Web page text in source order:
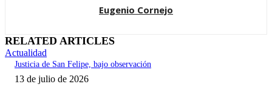
Eugenio Cornejo
RELATED ARTICLES
Actualidad
Justicia de San Felipe, bajo observación
13 de julio de 2026